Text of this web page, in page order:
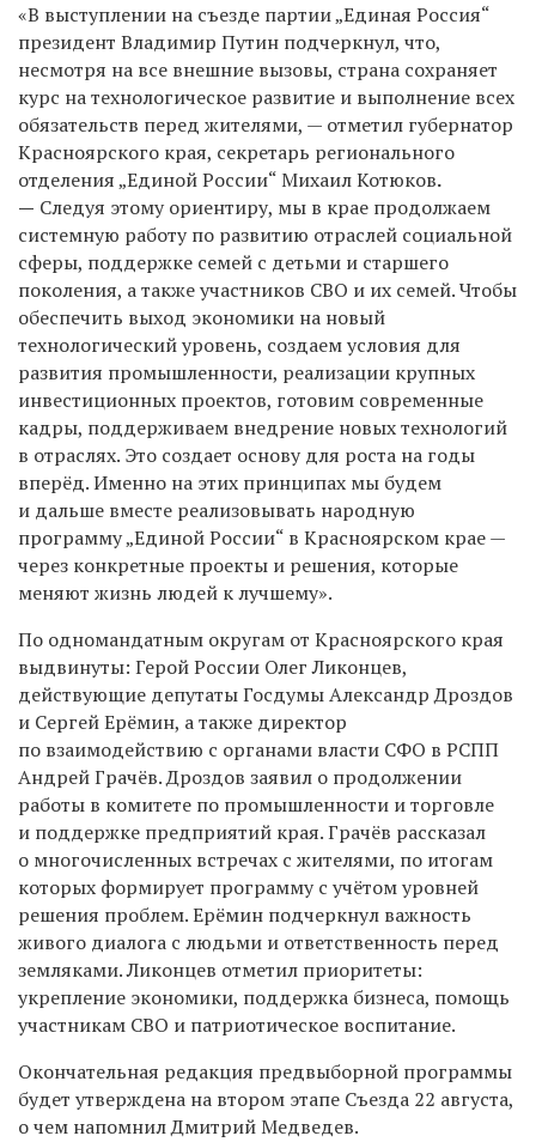
«В выступлении на съезде партии „Единая Россия“
президент Владимир Путин подчеркнул, что,
несмотря на все внешние вызовы, страна сохраняет
курс на технологическое развитие и выполнение всех
обязательств перед жителями, — отметил губернатор
Красноярского края, секретарь регионального
отделения „Единой России“Михаил Котюков.
— Следуя этому ориентиру, мы в крае продолжаем
системную работу по развитию отраслей социальной
сферы, поддержке семей с детьми и старшего
поколения, а также участников СВО и их семей. Чтобы
обеспечить выход экономики на новый
технологический уровень, создаем условия для
развития промышленности, реализации крупных
инвестиционных проектов, готовим современные
кадры, поддерживаем внедрение новых технологий
в отраслях. Это создает основу для роста на годы
вперёд. Именно на этих принципах мы будем
и дальше вместе реализовывать народную
программу „Единой России“ в Красноярском крае —
через конкретные проекты и решения, которые
меняют жизнь людей к лучшему».
По одномандатным округам от Красноярского края
выдвинуты: Герой России Олег Ликонцев,
действующие депутаты Госдумы Александр Дроздов
и Сергей Ерёмин, а также директор
по взаимодействию с органами власти СФО в РСПП
Андрей Грачёв. Дроздов заявил о продолжении
работы в комитете по промышленности и торговле
и поддержке предприятий края. Грачёв рассказал
о многочисленных встречах с жителями, по итогам
которых формирует программу с учётом уровней
решения проблем. Ерёмин подчеркнул важность
живого диалога с людьми и ответственность перед
земляками. Ликонцев отметил приоритеты:
укрепление экономики, поддержка бизнеса, помощь
участникам СВО и патриотическое воспитание.
Окончательная редакция предвыборной программы
будет утверждена на втором этапе Съезда 22 августа,
о чем напомнил Дмитрий Медведев.